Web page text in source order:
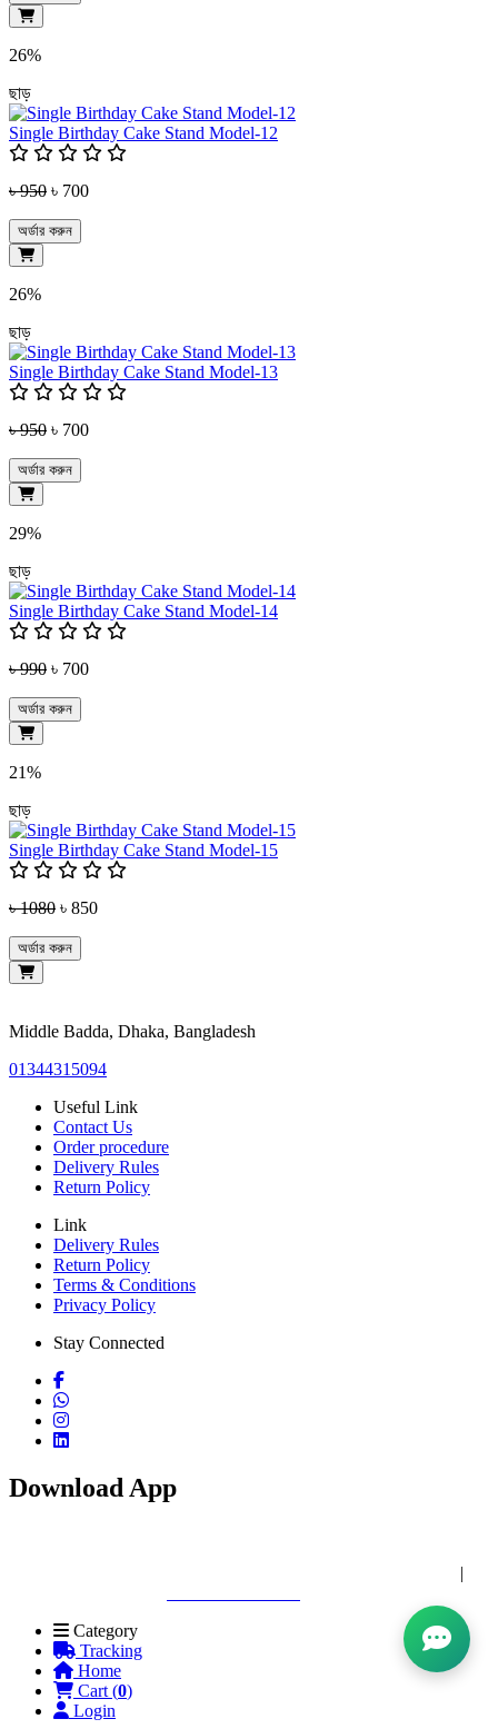
26%
ছাড়
Single Birthday Cake Stand Model-12
৳ 950 ৳ 700
অর্ডার করুন
26%
ছাড়
Single Birthday Cake Stand Model-13
৳ 950 ৳ 700
অর্ডার করুন
29%
ছাড়
Single Birthday Cake Stand Model-14
৳ 990 ৳ 700
অর্ডার করুন
21%
ছাড়
Single Birthday Cake Stand Model-15
৳ 1080 ৳ 850
অর্ডার করুন
Middle Badda, Dhaka, Bangladesh
01344315094
Useful Link
Contact Us
Order procedure
Delivery Rules
Return Policy
Link
Delivery Rules
Return Policy
Terms & Conditions
Privacy Policy
Stay Connected
Download App
|
Category
Tracking
Home
Cart (0)
Login